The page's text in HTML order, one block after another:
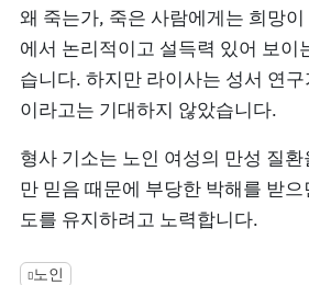
왜 죽는가, 죽은 사람에게는 희망
에서 논리적이고 설득력 있어 보이
습니다. 하지만 라이사는 성서 연
이라고는 기대하지 않았습니다.
형사 기소는 노인 여성의 만성 질
만 믿음 때문에 부당한 박해를 받
도를 유지하려고 노력합니다.
노인